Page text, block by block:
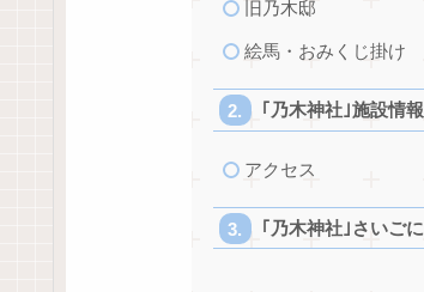
旧乃木邸
絵馬・おみくじ掛け
｢乃木神社｣施設情報
アクセス
｢乃木神社｣さいごに